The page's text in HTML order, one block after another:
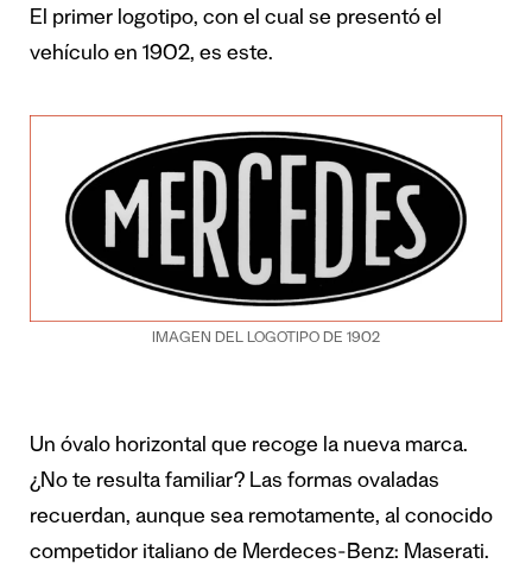
El primer logotipo, con el cual se presentó el
vehículo en 1902, es este.
IMAGEN DEL LOGOTIPO DE 1902
Un óvalo horizontal que recoge la nueva marca.
¿No te resulta familiar? Las formas ovaladas
recuerdan, aunque sea remotamente, al conocido
competidor italiano de Merdeces-Benz: Maserati.